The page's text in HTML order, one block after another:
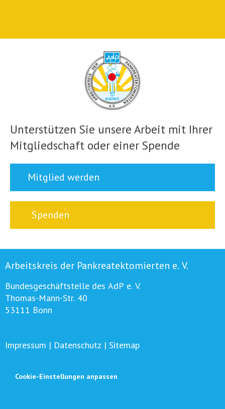
Unterstützen Sie unsere Arbeit mit Ihrer
Mitgliedschaft oder einer Spende
Mitglied werden
Spenden
Arbeitskreis der Pankreatektomierten e. V.
Bundesgeschäftstelle des AdP e. V.
Thomas-Mann-Str. 40
53111 Bonn
Impressum | Datenschutz | Sitemap
Cookie-Einstellungen anpassen